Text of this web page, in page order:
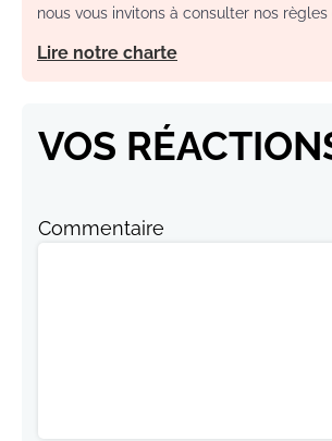
nous vous invitons à consulter nos règles
Lire notre charte
VOS
Commentaire